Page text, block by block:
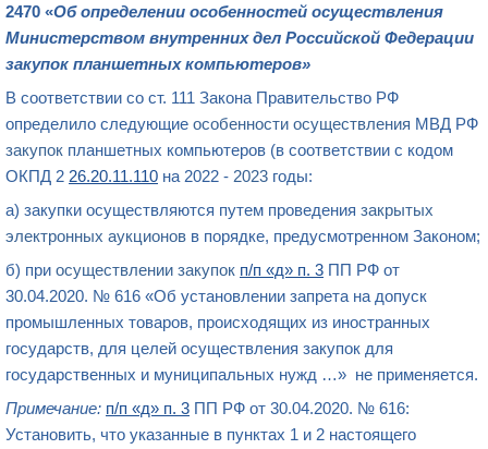
2470 «Об определении особенностей осуществления
Министерством внутренних дел Российской Федерации
закупок планшетных компьютеров»
В соответствии со ст. 111 Закона Правительство РФ
определило следующие особенности осуществления МВД РФ
закупок планшетных компьютеров (в соответствии с кодом
ОКПД 2 26.20.11.110 на 2022 - 2023 годы:
а) закупки осуществляются путем проведения закрытых
электронных аукционов в порядке, предусмотренном Законом;
б) при осуществлении закупок п/п «д» п. 3 ПП РФ от
30.04.2020. № 616 «Об установлении запрета на допуск
промышленных товаров, происходящих из иностранных
государств, для целей осуществления закупок для
государственных и муниципальных нужд …» не применяется.
Примечание: п/п «д» п. 3 ПП РФ от 30.04.2020. № 616:
Установить, что указанные в пунктах 1 и 2 настоящего